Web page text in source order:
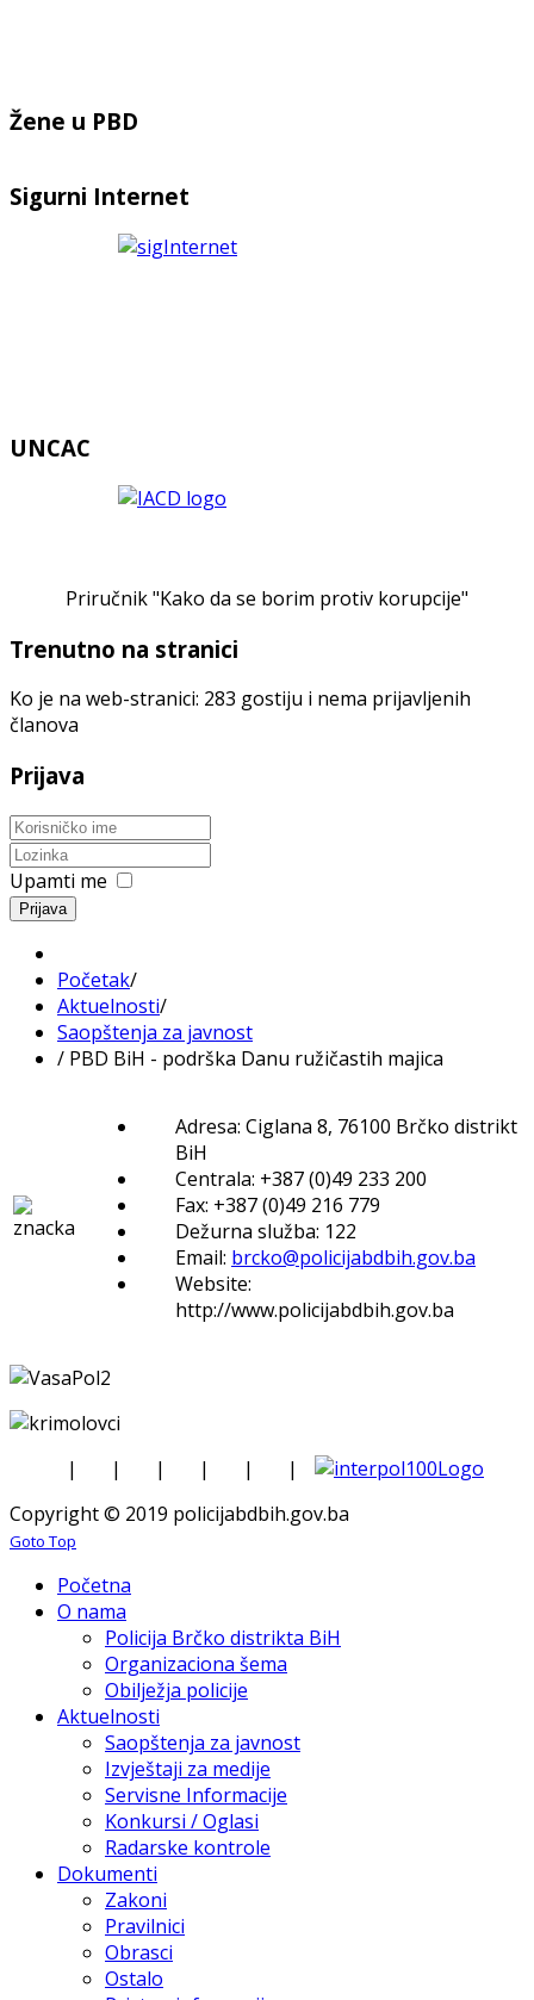
Žene u PBD
Sigurni Internet
UNCAC
Priručnik "Kako da se borim protiv korupcije"
Trenutno na stranici
Ko je na web-stranici: 283 gostiju i nema prijavljenih
članova
Prijava
Upamti me
Prijava
Početak/
Aktuelnosti/
Saopštenja za javnost
/ PBD BiH - podrška Danu ružičastih majica
Adresa: Ciglana 8, 76100 Brčko distrikt
BiH
Centrala: +387 (0)49 233 200
Fax: +387 (0)49 216 779
Dežurna služba: 122
Email: brcko@policijabdbih.gov.ba
Website:
http://www.policijabdbih.gov.ba
| | | | |
|
Copyright © 2019 policijabdbih.gov.ba
Goto Top
Početna
O nama
Policija Brčko distrikta BiH
Organizaciona šema
Obilježja policije
Aktuelnosti
Saopštenja za javnost
Izvještaji za medije
Servisne Informacije
Konkursi / Oglasi
Radarske kontrole
Dokumenti
Zakoni
Pravilnici
Obrasci
Ostalo